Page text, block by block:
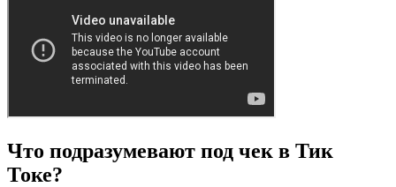
Что подразумевают под чек в Тик
Токе?